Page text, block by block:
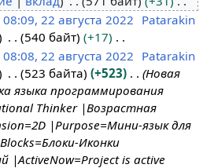
08:09, 22 августа 2022 Patarakin
540 байт
+17
08:08, 22 августа 2022 Patarakin
523 байта +523
Новая
языка программирования
Thinker |Возрастная
|Purpose=Мини-язык для
Иконки
|ActiveNow=Project is active